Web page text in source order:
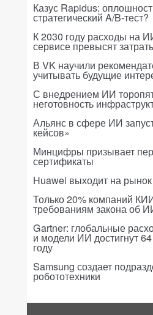
Казус Rapidus:
стратегический A/B-тест?
К 2030 году расходы на
сервисе превысят
В VK научили
учитывать будущие
С внедрением ИИ
неготовность
Альянс в сфере ИИ
кейсов»
Минцифры призывает
сертификаты
Huawei выходит на
Только 20% компаний
требованиям закона об
Gartner: глобальные
и модели ИИ достигнут
году
Samsung создает
робототехники